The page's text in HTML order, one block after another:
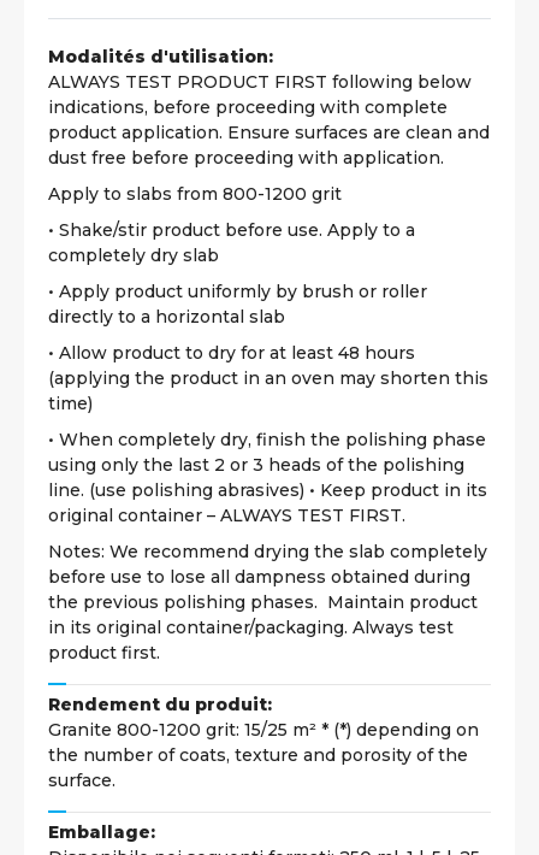
Modalités d'utilisation:
ALWAYS TEST PRODUCT FIRST following below
indications, before proceeding with complete
product application. Ensure surfaces are clean and
dust free before proceeding with application.
Apply to slabs from 800-1200 grit
• Shake/stir product before use. Apply to a
completely dry slab
• Apply product uniformly by brush or roller
directly to a horizontal slab
• Allow product to dry for at least 48 hours
(applying the product in an oven may shorten this
time)
• When completely dry, finish the polishing phase
using only the last 2 or 3 heads of the polishing
line. (use polishing abrasives) • Keep product in its
original container – ALWAYS TEST FIRST.
Notes: We recommend drying the slab completely
before use to lose all dampness obtained during
the previous polishing phases. Maintain product
in its original container/packaging. Always test
product first.
Rendement du produit:
Granite 800-1200 grit: 15/25 m² * (*) depending on
the number of coats, texture and porosity of the
surface.
Emballage: